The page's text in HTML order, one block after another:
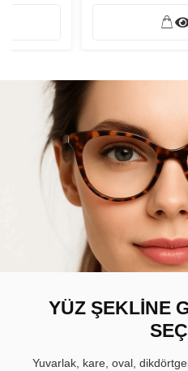
YÜZ ŞEKLİNE
Yuvarlak, kare, oval,